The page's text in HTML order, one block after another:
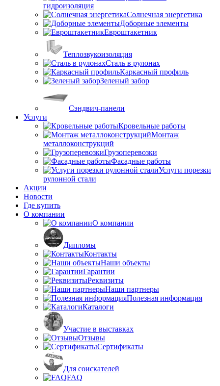
гидроизоляция
Солнечная энергетика
Доборные элементы
Евроштакетник
Теплозвукоизоляция
Сталь в рулонах
Каркасный профиль
Зеленый забор
Сэндвич-панели
Услуги
Кровельные работы
Монтаж
металлоконструкций
Грузоперевозки
Фасадные работы
Услуги порезки
рулонной стали
Акции
Новости
Где купить
О компании
О компании
Дипломы
Контакты
Наши объекты
Гарантии
Реквизиты
Наши партнеры
Полезная информация
Каталоги
Участие в выставках
Отзывы
Сертификаты
Для соискателей
FAQ